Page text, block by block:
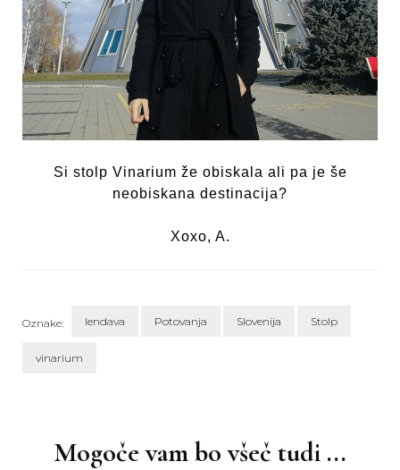
Si stolp Vinarium že obiskala ali pa je še
neobiskana destinacija?
Xoxo, A.
Oznake: lendava Potovanja Slovenija Stolp
vinarium
Mogoče vam bo všeč tudi ...